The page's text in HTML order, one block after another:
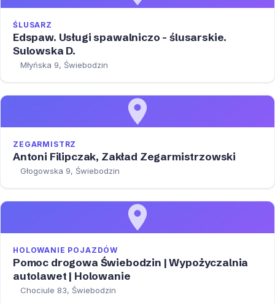
ŚLUSARZ
Edspaw. Usługi spawalniczo - ślusarskie.
Sulowska D.
Młyńska 9, Świebodzin
ZEGARMISTRZ
Antoni Filipczak, Zakład Zegarmistrzowski
Głogowska 9, Świebodzin
HOLOWANIE POJAZDÓW
Pomoc drogowa Świebodzin | Wypożyczalnia
autolawet | Holowanie
Chociule 83, Świebodzin